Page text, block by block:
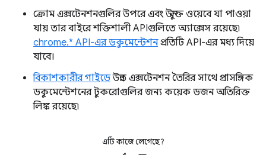
ক্রোম এক্সটেনশনগুলির উপরে এবং উন্মুক্ত ওয়েবে যা পাওয়া
যায় তার বাইরে শক্তিশালী APIগুলিতে অ্যাক্সেস রয়েছে৷
chrome.* API-এর ডকুমেন্টেশনপ্রতিটি API-এর মধ্য দিয়ে
যাবে।
বিকাশকারীর গাইডেউন্নত এক্সটেনশন তৈরির সাথে প্রাসঙ্গিক
ডকুমেন্টেশনের টুকরোগুলির জন্য কয়েক ডজন অতিরিক্ত
লিঙ্ক রয়েছে৷
এটি কাজে লেগেছে?